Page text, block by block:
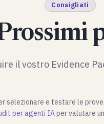
Consigliati
il vostro Evidence
selezionare e testare le
per agenti IAper valutare